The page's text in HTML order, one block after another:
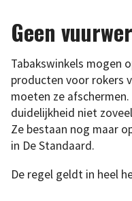
Geen
Tabakswinkels mogen
producten voor rokers
moeten ze
duidelijkheid niet
Ze bestaan nog maar
in De Standaard.
De regel geldt in heel